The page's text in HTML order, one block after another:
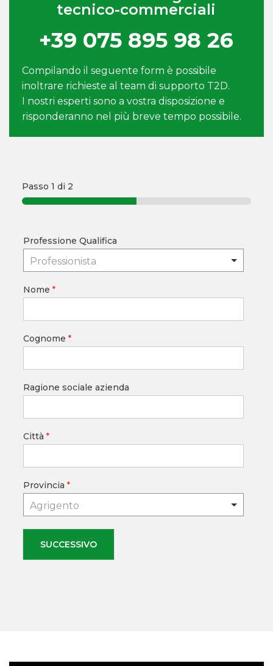
tecnico-commerciali
+39 075 895 98 26
Compilando il seguente form è possibile
inoltrare richieste al team di supporto T2D.
I nostri esperti sono a vostra disposizione e
risponderanno nel più breve tempo possibile.
Passo 1 di 2
Professione Qualifica
Professionista
Nome *
Cognome *
Ragione sociale azienda
Città *
Provincia *
Agrigento
SUCCESSIVO